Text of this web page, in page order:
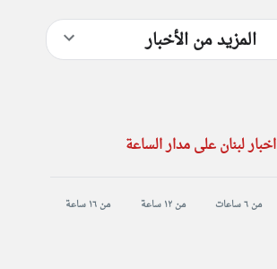
المزيد من الأخبار
اخبار لبنان على مدار الساعة
من ٦ ساعات من ١٢ ساعة من ١٦ ساعة